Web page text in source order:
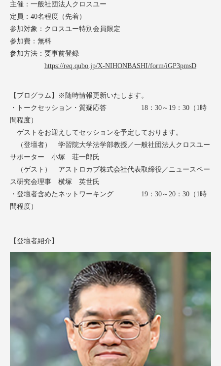
主催：一般社団法人クロスユー
定員：40名程度（先着）
参加対象：クロスユー特別会員限定
参加費：無料
参加方法：要事前登録
https://req.qubo.jp/X-NIHONBASHI/form/iGP3pmsD
【プログラム】※随時情報更新いたします。
・トークセッション・質疑応答 18：30～19：30（1時
間程度）
ゲストをお迎えしてセッションを予定しております。
（登壇者） 学習院大学法学部教授／一般社団法人クロスユー
サポーター 小塚 荘一郎氏
（ゲスト） アストロカブ株式会社代表取締役／ニュースペー
ス研究会理事 横塚 英世氏
・登壇者含めたネットワーキング 19：30～20：30（1時
間程度）
【登壇者紹介】